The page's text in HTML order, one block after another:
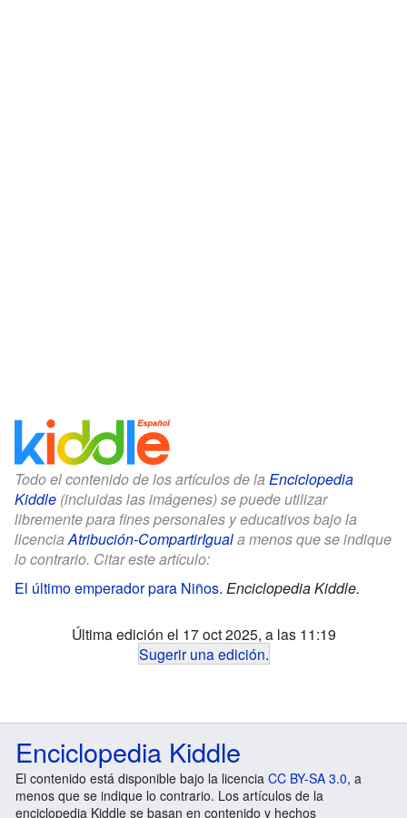
Todo el contenido de los artículos de la Enciclopedia
Kiddle (incluidas las imágenes) se puede utilizar
libremente para fines personales y educativos bajo la
licenciaAtribución-CompartirIguala menos que se indique
lo contrario. Citar este artículo:
El último emperador para Niños. Enciclopedia Kiddle.
Última edición el 17 oct 2025, a las 11:19
Sugerir una edición.
Enciclopedia Kiddle
El contenido está disponible bajo la licencia CC BY-SA 3.0, a
menos que se indique lo contrario. Los artículos de la
enciclopedia Kiddle se basan en contenido y hechos